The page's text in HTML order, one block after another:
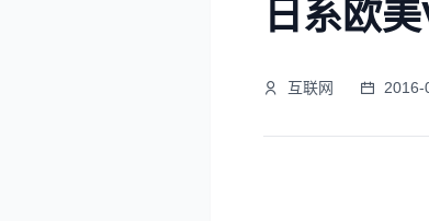
日系欧
互联网 2016-